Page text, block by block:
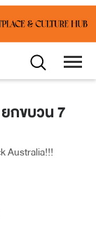
กขบวน 7
Australia!!!